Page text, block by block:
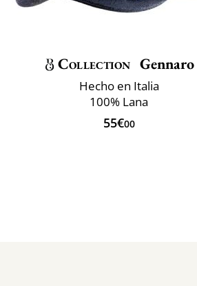
Collection Gennaro
Hecho en Italia
100% Lana
55€00